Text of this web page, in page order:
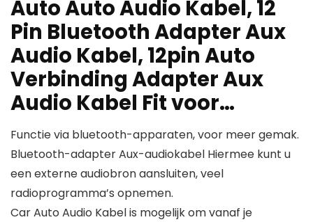
Auto Auto Audio Kabel, 12
Pin Bluetooth Adapter Aux
Audio Kabel, 12pin Auto
Verbinding Adapter Aux
Audio Kabel Fit voor…
Functie via bluetooth-apparaten, voor meer gemak.
Bluetooth-adapter Aux-audiokabel Hiermee kunt u
een externe audiobron aansluiten, veel
radioprogramma’s opnemen.
Car Auto Audio Kabel is mogelijk om vanaf je